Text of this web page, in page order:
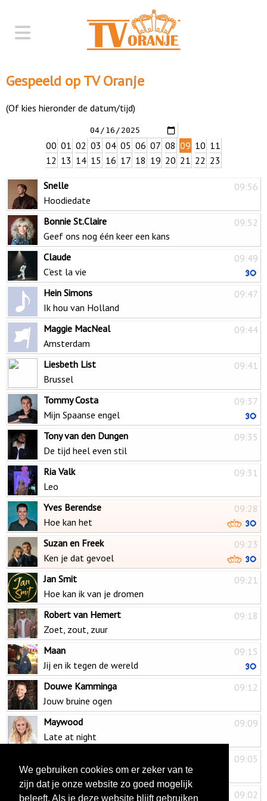
Gespeeld op TV Oranje
(Of kies hieronder de datum/tijd)
00 01 02 03 04 05 06 07 08 09 10 11
12 13 14 15 16 17 18 19 20 21 22 23
09:56
Snelle
Hoodiedate
09:52
Bonnie St.Claire
Geef ons nog één keer een kans
09:49
Claude
C'est la vie
09:47
Hein Simons
Ik hou van Holland
09:44
Maggie MacNeal
Amsterdam
09:41
Liesbeth List
Brussel
09:37
Tommy Costa
Mijn Spaanse engel
09:35
Tony van den Dungen
De tijd heel even stil
09:31
Ria Valk
Leo
09:28
Yves Berendse
Hoe kan het
09:23
Suzan en Freek
Ken je dat gevoel
09:21
Jan Smit
Hoe kan ik van je dromen
09:18
Robert van Hemert
Zoet, zout, zuur
09:15
Maan
Jij en ik tegen de wereld
09:12
Douwe Kamminga
Jouw bruine ogen
09:09
Maywood
Late at night
09:05
Het werd zomer
09:02
Kevin Paré
We gebruiken cookies om er zeker van te
zijn dat je onze website zo goed mogelijk
beleeft. Als je deze website blijft gebruiken